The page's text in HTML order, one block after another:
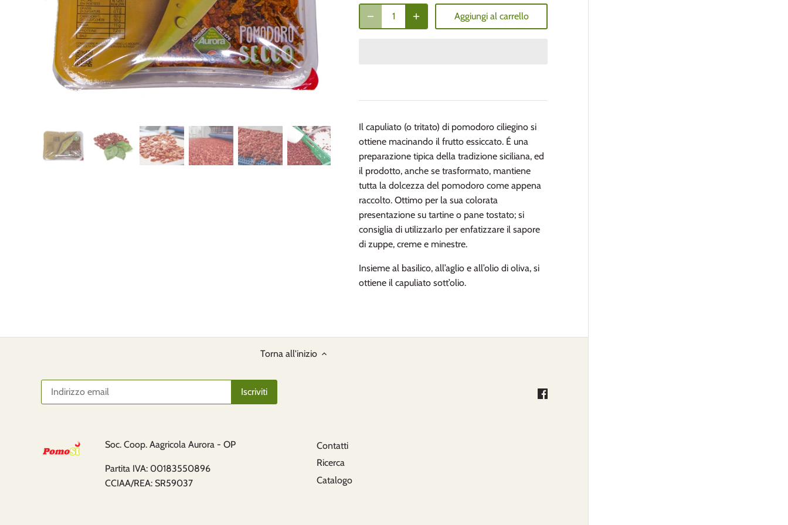
Aggiungi al carrello
Il capuliato (o tritato) di pomodoro ciliegino si
ottiene macinando il frutto essiccato. É una
preparazione tipica della tradizione siciliana, ed
il prodotto, anche se trasformato, mantiene
tutta la dolcezza del pomodoro come appena
raccolto. Ottimo per la sua colorata
presentazione su tartine o pane tostato; si
consiglia di utilizzarlo per enfatizzare il sapore
di zuppe, creme e minestre.
Insieme al basilico, all’aglio e all’olio di oliva, si
ottiene il capuliato sott’olio.
Torna all'inizio
Soc. Coop. Aagricola Aurora - OP
Partita IVA: 00183550896
CCIAA/REA: SR59037
Contatti
Ricerca
Catalogo